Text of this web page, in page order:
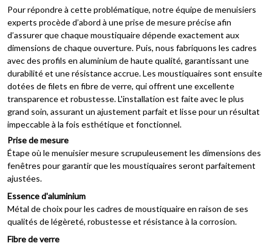
Pour répondre à cette problématique, notre équipe de menuisiers
experts procède d’abord à une prise de mesure précise afin
d’assurer que chaque moustiquaire dépende exactement aux
dimensions de chaque ouverture. Puis, nous fabriquons les cadres
avec des profils en aluminium de haute qualité, garantissant une
durabilité et une résistance accrue. Les moustiquaires sont ensuite
dotées de filets en fibre de verre, qui offrent une excellente
transparence et robustesse. L'installation est faite avec le plus
grand soin, assurant un ajustement parfait et lisse pour un résultat
impeccable à la fois esthétique et fonctionnel.
Prise de mesure
Étape où le menuisier mesure scrupuleusement les dimensions des
fenêtres pour garantir que les moustiquaires seront parfaitement
ajustées.
Essence d'aluminium
Métal de choix pour les cadres de moustiquaire en raison de ses
qualités de légèreté, robustesse et résistance à la corrosion.
Fibre de verre